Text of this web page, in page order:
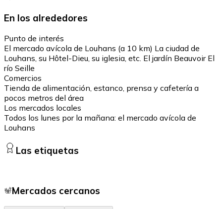
En los alrededores
Punto de interés
El mercado avícola de Louhans (a 10 km) La ciudad de
Louhans, su Hôtel-Dieu, su iglesia, etc. El jardín Beauvoir El
río Seille
Comercios
Tienda de alimentación, estanco, prensa y cafetería a
pocos metros del área
Los mercados locales
Todos los lunes por la mañana: el mercado avícola de
Louhans
Las etiquetas
Mercados cercanos